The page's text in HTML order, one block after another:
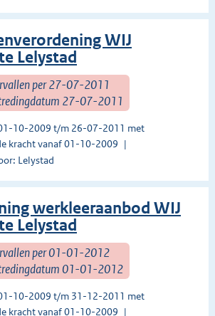
WIJ
Lelystad
per 27-07-2011
27-07-2011
10-2009 t/m 26-07-2011 met
kracht vanaf 01-10-2009
Lelystad
werkleeraanbod WIJ
Lelystad
per 01-01-2012
01-01-2012
10-2009 t/m 31-12-2011 met
kracht vanaf 01-10-2009